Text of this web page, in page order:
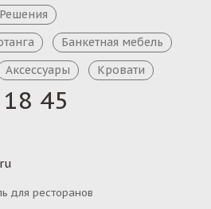
45
для ресторанов
Решения
Банкетная мебель
Аксессуары Кровати